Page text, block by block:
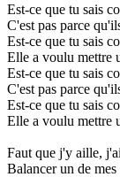
Est-ce que tu sais
C'est pas parce
Est-ce que tu sais
Elle a voulu mettre
Est-ce que tu sais
C'est pas parce
Est-ce que tu sais
Elle a voulu mettre
Faut que j'y aille,
Balancer un de